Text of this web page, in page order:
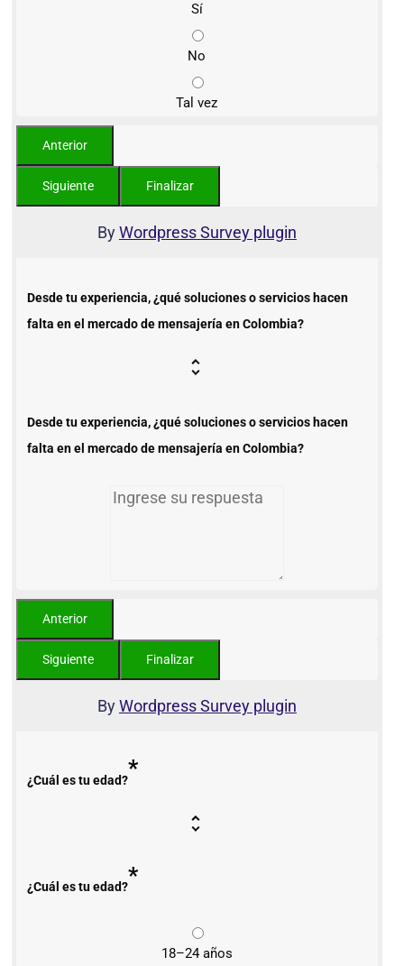
Sí
No
Tal vez
ByWordpress Survey plugin
Desde tu experiencia, ¿qué soluciones o servicios hacen
falta en el mercado de mensajería en Colombia?
Desde tu experiencia, ¿qué soluciones o servicios hacen
falta en el mercado de mensajería en Colombia?
ByWordpress Survey plugin
¿Cuál es tu edad?*
¿Cuál es tu edad?*
18–24 años